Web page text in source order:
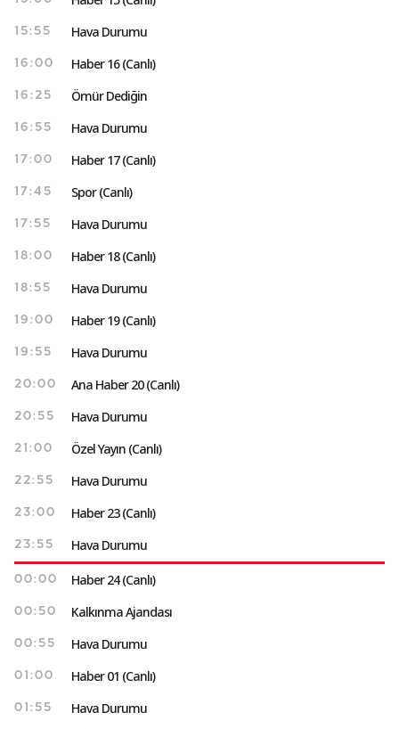
15:55 Hava Durumu
16:00 Haber 16 (Canlı)
16:25 Ömür Dediğin
16:55 Hava Durumu
17:00 Haber 17 (Canlı)
17:45 Spor (Canlı)
17:55 Hava Durumu
18:00 Haber 18 (Canlı)
18:55 Hava Durumu
19:00 Haber 19 (Canlı)
19:55 Hava Durumu
20:00 Ana Haber 20 (Canlı)
20:55 Hava Durumu
21:00 Özel Yayın (Canlı)
22:55 Hava Durumu
23:00 Haber 23 (Canlı)
23:55 Hava Durumu
00:00 Haber 24 (Canlı)
00:50 Kalkınma Ajandası
00:55 Hava Durumu
01:00 Haber 01 (Canlı)
01:55 Hava Durumu